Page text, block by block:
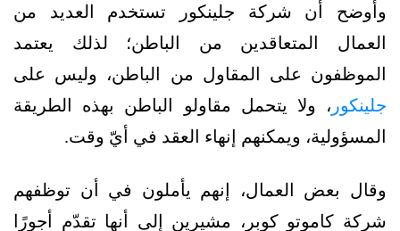
وأوضح أن شركة جلينكور تستخدم العديد من
العمال المتعاقدين من الباطن؛ لذلك يعتمد
الموظفون على المقاول من الباطن، وليس على
جلينكور ، ولا يتحمل مقاولو الباطن بهذه الطريقة
المسؤولية، ويمكنهم إنهاء العقد في أيّ وقت.
وقال بعض العمال، إنهم يأملون في أن توظفهم
شركة كاموتو كوبر، مشيرين إلى أنها تقدّم أجورًا